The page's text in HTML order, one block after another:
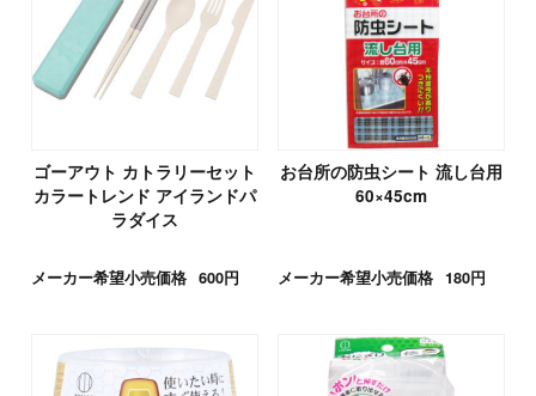
ゴーアウト カトラリーセット
カラートレンド アイランドパ
ラダイス
メーカー希望小売価格 600円
お台所の防虫シート 流し台用
60×45cm
メーカー希望小売価格 180円